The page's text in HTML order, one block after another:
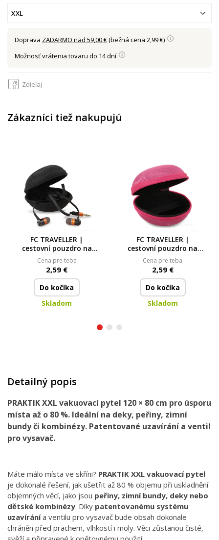
XXL
Doprava ZADARMO nad 59,00 €(bežná cena 2,99 €)
Možnosť vrátenia tovaru do 14 dní
Zdieľaj
Zákazníci tiež nakupujú
FC TRAVELLER |
cestovní pouzdro na
sluchátka & nabíječku |
pevné skořepinové
pouzdro Ø 8 cm | černé
Cena pre teba
2,59 €
Do kočíka
Skladom
FC TRAVELLER |
cestovní pouzdro na
sluchátka & nabíječku |
pevné skořepinové
pouzdro Ø 8 cm |
fuchsiové
Cena pre teba
2,59 €
Do kočíka
Skladom
Detailný popis
PRAKTIK XXL vakuovací pytel 120 × 80 cm pro úsporu
místa až o 80 %. Ideální na deky, peřiny, zimní
bundy či kombinézy. Patentované uzavírání a ventil
pro vysavač.
Máte málo místa ve skříni? PRAKTIK XXL vakuovací pytel
je dokonalé řešení, jak ušetřit až 80 % objemu při uskladnění
objemných věcí, jako jsou peřiny, zimní bundy, deky nebo
dětské kombinézy. Díky patentovanému systému
uzavíránía ventilu pro vysavač bude obsah dokonale
chráněn před prachem, vlhkostí i moly. Věci zůstanou čisté,